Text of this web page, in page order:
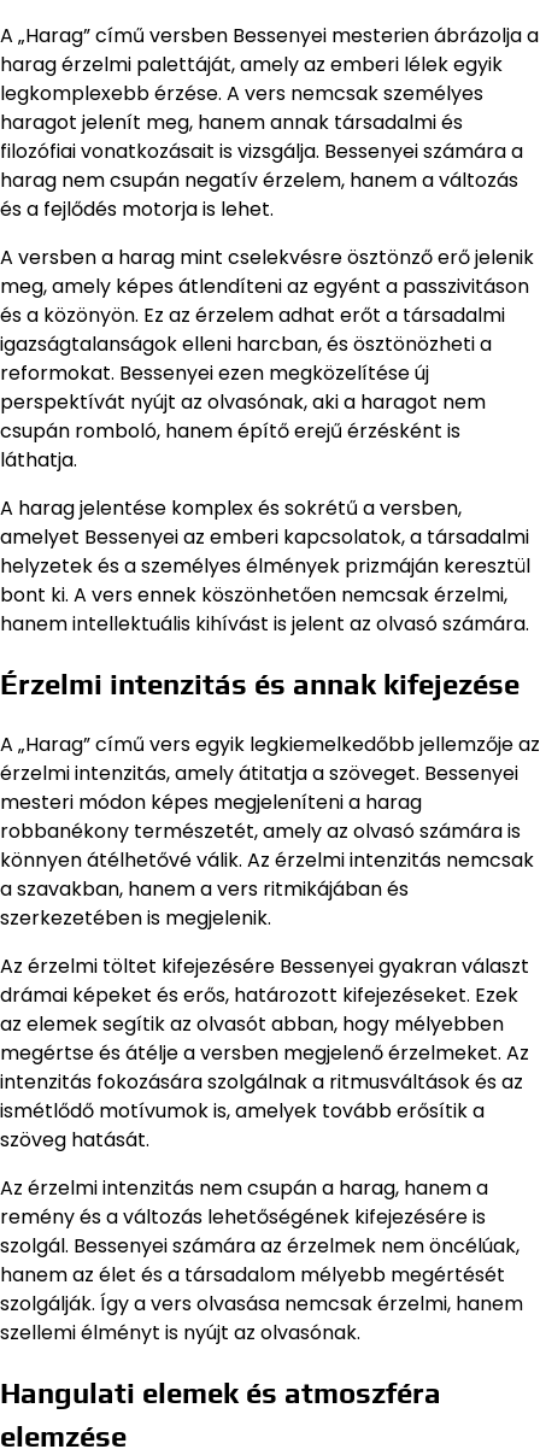
A „Harag” című versben Bessenyei mesterien ábrázolja a
harag érzelmi palettáját, amely az emberi lélek egyik
legkomplexebb érzése. A vers nemcsak személyes
haragot jelenít meg, hanem annak társadalmi és
filozófiai vonatkozásait is vizsgálja. Bessenyei számára a
harag nem csupán negatív érzelem, hanem a változás
és a fejlődés motorja is lehet.
A versben a harag mint cselekvésre ösztönző erő jelenik
meg, amely képes átlendíteni az egyént a passzivitáson
és a közönyön. Ez az érzelem adhat erőt a társadalmi
igazságtalanságok elleni harcban, és ösztönözheti a
reformokat. Bessenyei ezen megközelítése új
perspektívát nyújt az olvasónak, aki a haragot nem
csupán romboló, hanem építő erejű érzésként is
láthatja.
A harag jelentése komplex és sokrétű a versben,
amelyet Bessenyei az emberi kapcsolatok, a társadalmi
helyzetek és a személyes élmények prizmáján keresztül
bont ki. A vers ennek köszönhetően nemcsak érzelmi,
hanem intellektuális kihívást is jelent az olvasó számára.
Érzelmi intenzitás és annak kifejezése
A „Harag” című vers egyik legkiemelkedőbb jellemzője az
érzelmi intenzitás, amely átitatja a szöveget. Bessenyei
mesteri módon képes megjeleníteni a harag
robbanékony természetét, amely az olvasó számára is
könnyen átélhetővé válik. Az érzelmi intenzitás nemcsak
a szavakban, hanem a vers ritmikájában és
szerkezetében is megjelenik.
Az érzelmi töltet kifejezésére Bessenyei gyakran választ
drámai képeket és erős, határozott kifejezéseket. Ezek
az elemek segítik az olvasót abban, hogy mélyebben
megértse és átélje a versben megjelenő érzelmeket. Az
intenzitás fokozására szolgálnak a ritmusváltások és az
ismétlődő motívumok is, amelyek tovább erősítik a
szöveg hatását.
Az érzelmi intenzitás nem csupán a harag, hanem a
remény és a változás lehetőségének kifejezésére is
szolgál. Bessenyei számára az érzelmek nem öncélúak,
hanem az élet és a társadalom mélyebb megértését
szolgálják. Így a vers olvasása nemcsak érzelmi, hanem
szellemi élményt is nyújt az olvasónak.
Hangulati elemek és atmoszféra
elemzése